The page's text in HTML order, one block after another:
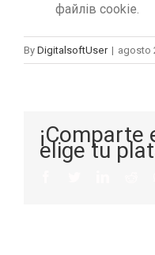
файлів cookie.
By DigitalsoftUser | agosto
¡Comparte
elige tu